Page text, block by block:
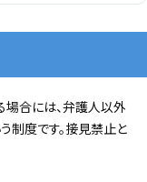
合には、弁護人以外
制度です。接見禁止と